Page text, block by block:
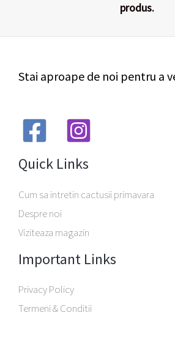
produs.
Stai aproape de noi pentru a
Quick Links
Cum sa intretin cactusii primavara
Despre noi
Viziteaza magazin
Important Links
Privacy Policy
Termeni & Conditii